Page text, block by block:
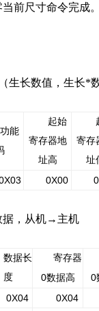
前尺寸命令完成。
生长数值，生长*
功能
起始
寄存器地
址高
寄存
址
X03 0X00 0
，从机→ 主机
数据长
度
寄存器
0数据高 0
0X04 0X04